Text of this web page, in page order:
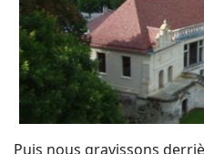
Puis nous gravissons